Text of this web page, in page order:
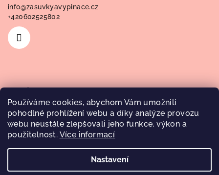
Používáme cookies, abychom Vám umožnili
pohodlné prohlížení webu a díky analýze provozu
webu neustále zlepšovali jeho funkce, výkon a
použitelnost. Více informací
Nastavení
info@zasuvkyavypinace.cz
+420602525802
Novinky
Zapojení hvězda trojúhelník